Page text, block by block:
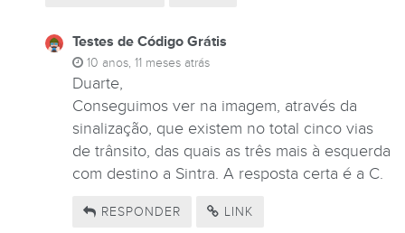
Testes de Código Grátis
10 anos, 11 meses atrás
Duarte,
Conseguimos ver na imagem, através da
sinalização, que existem no total cinco vias
de trânsito, das quais as três mais à esquerda
com destino a Sintra. A resposta certa é a C.
RESPONDER LINK